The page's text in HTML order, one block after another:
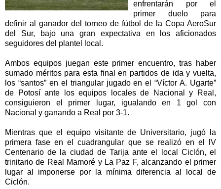
enfrentarán por el
primer duelo para
definir al ganador del torneo de fútbol de la Copa AeroSur
del Sur, bajo una gran expectativa en los aficionados
seguidores del plantel local.
Ambos equipos juegan este primer encuentro, tras haber
sumado méritos para esta final en partidos de ida y vuelta,
los “santos” en el triangular jugado en el “Víctor A. Ugarte”
de Potosí ante los equipos locales de Nacional y Real,
consiguieron el primer lugar, igualando en 1 gol con
Nacional y ganando a Real por 3-1.
Mientras que el equipo visitante de Universitario, jugó la
primera fase en el cuadrangular que se realizó en el lV
Centenario de la ciudad de Tarija ante el local Ciclón, el
trinitario de Real Mamoré y La Paz F, alcanzando el primer
lugar al imponerse por la mínima diferencia al local de
Ciclón.